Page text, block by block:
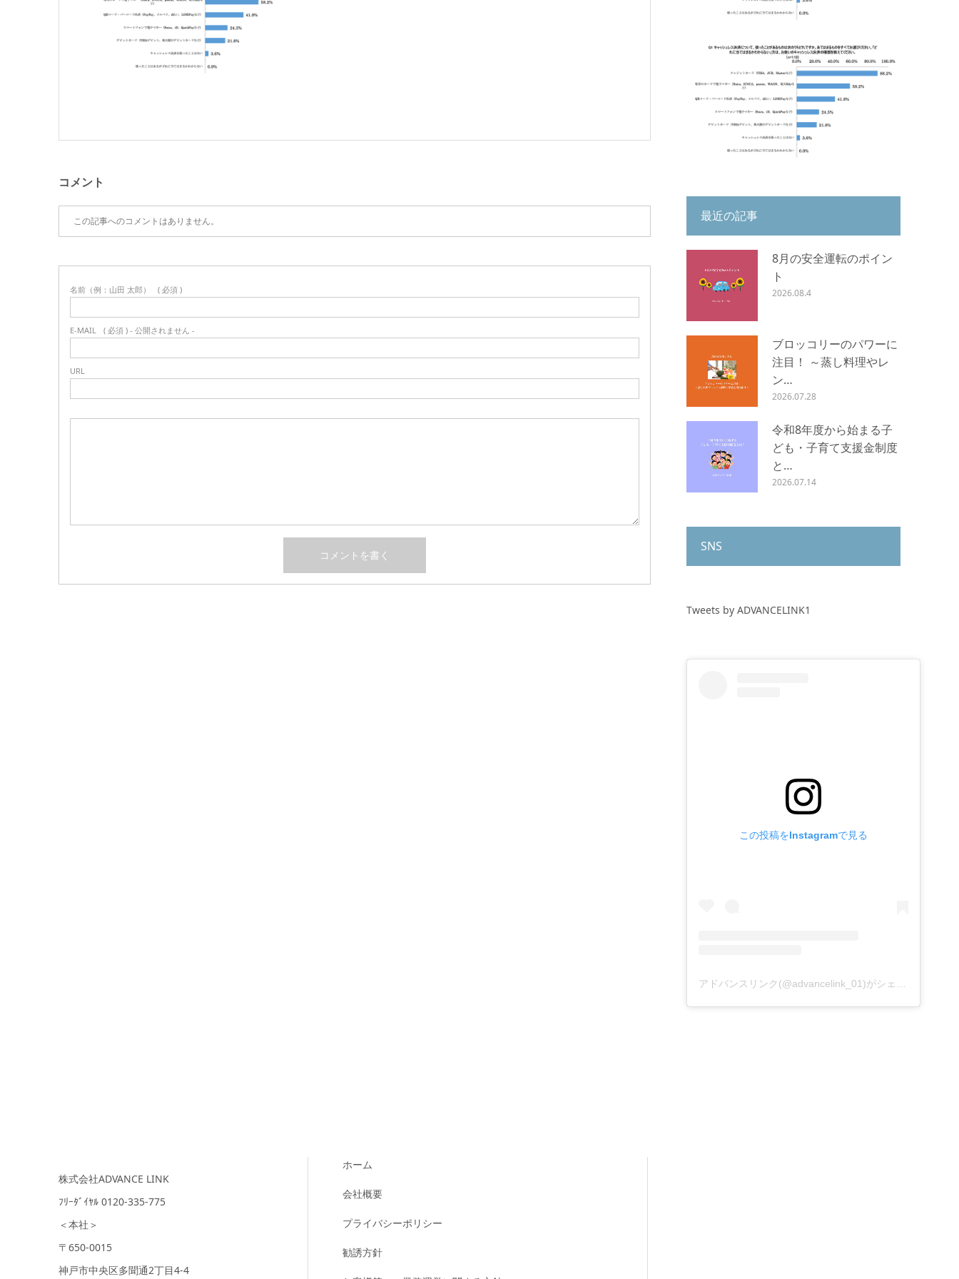
コメント
この記事へのコメントはありません。
名前（例：山田 太郎） ( 必須 )
E-MAIL ( 必須 ) - 公開されません -
URL
最近の記事
8月の安全運転のポイン
ト
2026.08.4
ブロッコリーのパワーに
注目！ ～蒸し料理やレ
ン…
2026.07.28
令和8年度から始まる子
ども・子育て支援金制度
と…
2026.07.14
SNS
Tweets by ADVANCELINK1
この投稿をInstagramで見る
アドバンスリンク(@advancelink_01)がシェアした投稿
株式会社ADVANCE LINK
ﾌﾘｰﾀﾞｲﾔﾙ 0120-335-775
＜本社＞
〒650-0015
神戸市中央区多聞通2丁目4-4
ホーム
会社概要
プライバシーポリシー
勧誘方針